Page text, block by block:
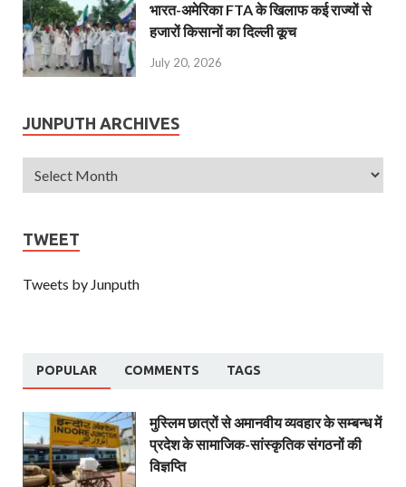
भारत-अमेरिका FTA के खिलाफ कई राज्यों से
हजारों किसानों का दिल्ली कूच
July 20, 2026
JUNPUTH ARCHIVES
TWEET
Tweets by Junputh
POPULAR COMMENTS TAGS
मुस्लिम छात्रों से अमानवीय व्यवहार के सम्बन्ध में
प्रदेश के सामाजिक-सांस्कृतिक संगठनों की
विज्ञप्ति